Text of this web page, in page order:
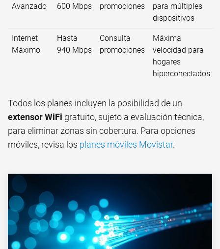
Avanzado
600 Mbps
promociones
para múltiples
dispositivos
Internet
Máximo
Hasta
940 Mbps
Consulta
promociones
Máxima
velocidad para
hogares
hiperconectados
Todos los planes incluyen la posibilidad de un
extensor WiFi gratuito, sujeto a evaluación técnica,
para eliminar zonas sin cobertura. Para opciones
móviles, revisa los planes móviles Movistar.